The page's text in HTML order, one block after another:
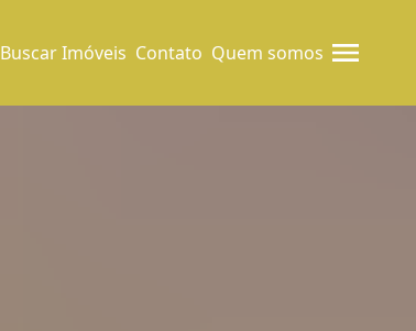
Buscar Imóveis Contato Quem somos